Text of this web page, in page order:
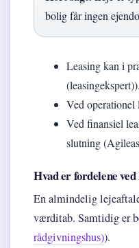
bolig får ingen
Leasing kan i
(leasingekspert)).
Ved operationel
Ved finansiel
slutning
Hvad er fordelene
En almindelig
værditab. Samtidig er
rådgivningshus)).